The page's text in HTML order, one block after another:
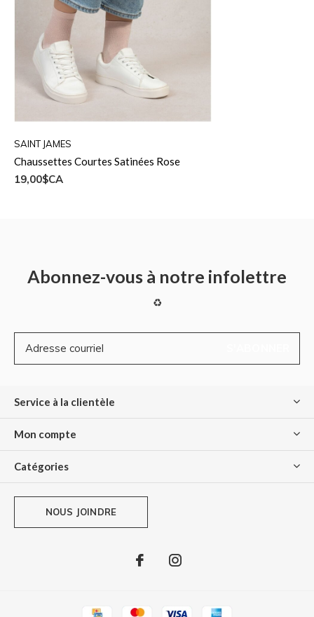
SAINT JAMES
Chaussettes Courtes Satinées Rose
19,00$CA
Abonnez-vous à notre infolettre
♻
Service à la clientèle
Mon compte
Catégories
NOUS JOINDRE